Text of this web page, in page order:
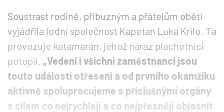
Soustrast rodině, příbuzným a přátelům obětí
vyjádřila lodní společnost Kapetan Luka Krilo. Ta
provozuje katamarán, jehož náraz plachetnici
potopil. „Vedení i všichni zaměstnanci jsou
touto událostí otřeseni a od prvního okamžiku
aktivně spolupracujeme s příslušnými orgány
s cílem co nejrychleji a co nejpřesněji objasnit